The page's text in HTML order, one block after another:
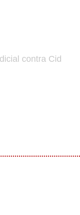
contra Cid